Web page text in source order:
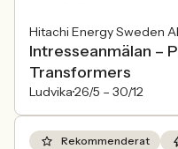
Hitachi Energy Sweden
Intresseanmälan –
Transformers
Ludvika26/5 – 30/12
Rekommenderat